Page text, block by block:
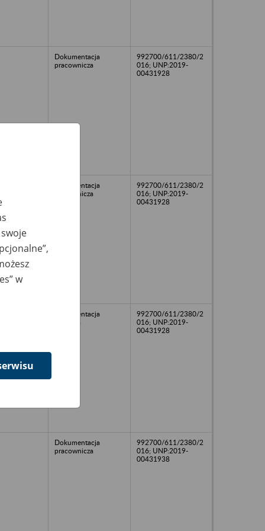
Dokumentacja
pracownicza
992700/611/2380/2
016; UNP:2019-
00431928
Dokumentacja
pracownicza
992700/611/2380/2
016; UNP:2019-
00431928
Dokumentacja
992700/611/2380/2
016; UNP:2019-
00431928
Dokumentacja
pracownicza
992700/611/2380/2
016; UNP:2019-
00431938
w